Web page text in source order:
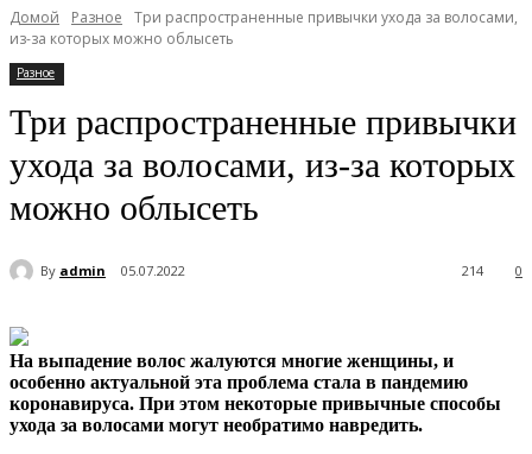
Домой Разное
Три распространенные привычки ухода за волосами,
из-за которых можно облысеть
Разное
Три распространенные привычки
ухода за волосами, из-за которых
можно облысеть
By admin 05.07.2022 0
214
На выпадение волос жалуются многие женщины, и
особенно актуальной эта проблема стала в пандемию
коронавируса. При этом некоторые привычные способы
ухода за волосами могут необратимо навредить.